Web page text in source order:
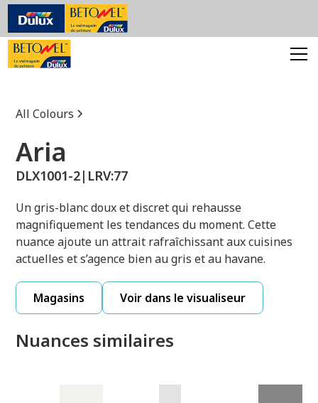
All Colours
Aria
DLX1001-2| LRV:77
Un gris-blanc doux et discret qui rehausse
magnifiquement les tendances du moment. Cette
nuance ajoute un attrait rafraîchissant aux cuisines
actuelles et s’agence bien au gris et au havane.
Magasins Voir dans le visualiseur
Nuances similaires